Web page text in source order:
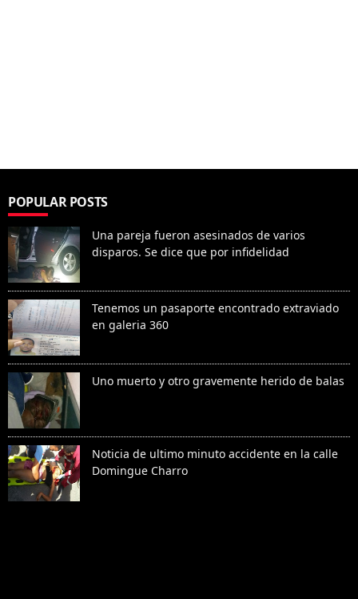
POPULAR POSTS
Una pareja fueron asesinados de varios
disparos. Se dice que por infidelidad
Tenemos un pasaporte encontrado extraviado
en galeria 360
Uno muerto y otro gravemente herido de balas
Noticia de ultimo minuto accidente en la calle
Domingue Charro